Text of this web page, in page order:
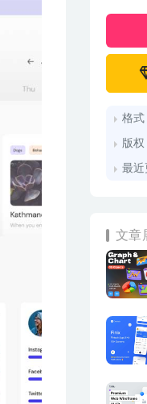
格式
版权
最近
文章